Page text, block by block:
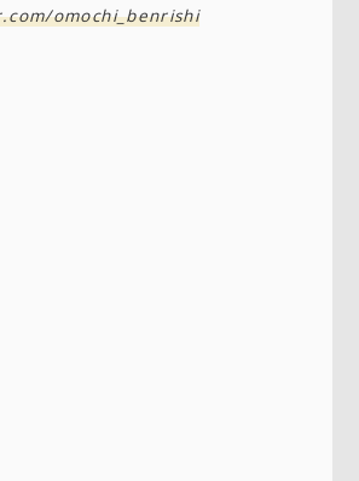
omochi_benrishi